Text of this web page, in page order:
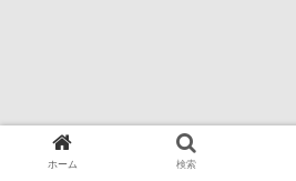
ホーム 検索